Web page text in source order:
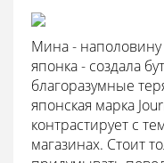
Мина -
японка - создала
благоразумные
японская марка
контрастирует с
магазинах. Стоит